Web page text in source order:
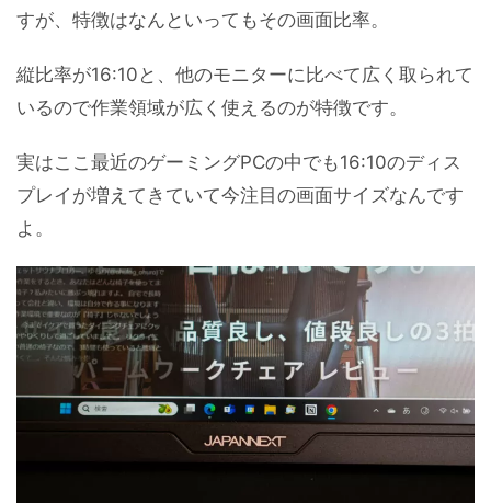
すが、特徴はなんといってもその画面比率。
縦比率が16:10と、他のモニターに比べて広く取られて
いるので作業領域が広く使えるのが特徴です。
実はここ最近のゲーミングPCの中でも16:10のディス
プレイが増えてきていて今注目の画面サイズなんです
よ。